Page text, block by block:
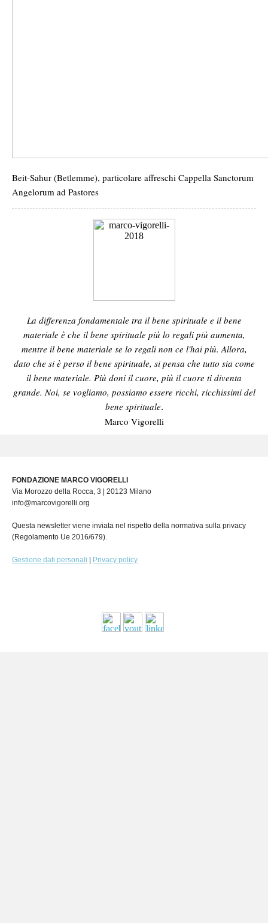
Beit-Sahur (Betlemme), particolare affreschi Cappella Sanctorum
Angelorum ad Pastores
La differenza fondamentale tra il bene spirituale e il bene
materiale è che il bene spirituale più lo regali più aumenta,
mentre il bene materiale se lo regali non ce l'hai più. Allora,
dato che si è perso il bene spirituale, si pensa che tutto sia come
il bene materiale. Più doni il cuore, più il cuore ti diventa
grande. Noi, se vogliamo, possiamo essere ricchi, ricchissimi del
bene spirituale.
Marco Vigorelli
FONDAZIONE MARCO VIGORELLI
Via Morozzo della Rocca, 3 | 20123 Milano
info@marcovigorelli.org
Questa newsletter viene inviata nel rispetto della normativa sulla privacy
(Regolamento Ue 2016/679).
Gestione dati personali Privacy policy